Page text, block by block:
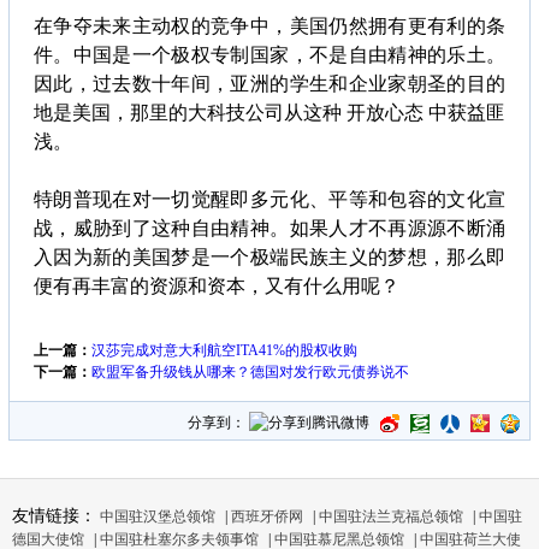
在争夺未来主动权的竞争中，美国仍然拥有更有利的条
件。中国是一个极权专制国家，不是自由精神的乐土。
因此，过去数十年间，亚洲的学生和企业家朝圣的目的
地是美国，那里的大科技公司从这种 开放心态 中获益匪
浅。
特朗普现在对一切觉醒即多元化、平等和包容的文化宣
战，威胁到了这种自由精神。如果人才不再源源不断涌
入因为新的美国梦是一个极端民族主义的梦想，那么即
便有再丰富的资源和资本，又有什么用呢？
上一篇： 汉莎完成对意大利航空ITA41%的股权收购
下一篇： 欧盟军备升级钱从哪来？德国对发行欧元债券说不
分享到：
友情链接： 中国驻汉堡总领馆 西班牙侨网 中国驻法兰克福总领馆
中国驻
德国大使馆
中国驻杜塞尔多夫领事馆 中国驻慕尼黑总领馆 中国驻荷兰大使